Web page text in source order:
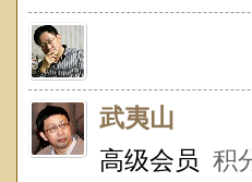
武夷山
高级会员 积